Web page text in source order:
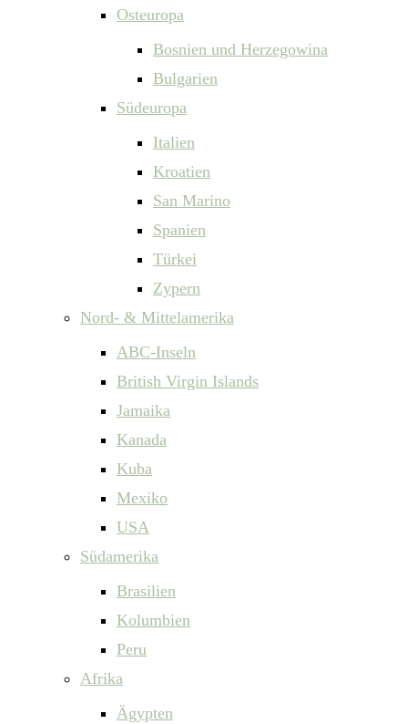
Osteuropa
Bosnien und Herzegowina
Bulgarien
Südeuropa
Italien
Kroatien
San Marino
Spanien
Türkei
Zypern
Nord- & Mittelamerika
ABC-Inseln
British Virgin Islands
Jamaika
Kanada
Kuba
Mexiko
USA
Südamerika
Brasilien
Kolumbien
Peru
Afrika
Ägypten